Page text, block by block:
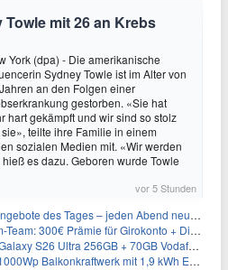
mit 26 an Krebs
York (dpa) - Die amerikanische
Sydney Towle ist im Alter von
an den Folgen einer
gestorben. «Sie hat
hart gekämpft und wir sind so stolz
teilte ihre Familie in einem
sozialen Medien mit. «Wir werden
es dazu. Geboren wurde Towle
vor 5 Stunden
des Tages – jeden Abend neue Deals zum Stöbern
300€ Prämie für Girokonto + Direkt-Depot
256GB + 70GB Vodafone-Netz für 34,99€/Monat (effektiv 4,74€/Monat)
mit 1,9 kWh EcoFlow-Speicher für 719€ + 30€ Filial-Gutschein